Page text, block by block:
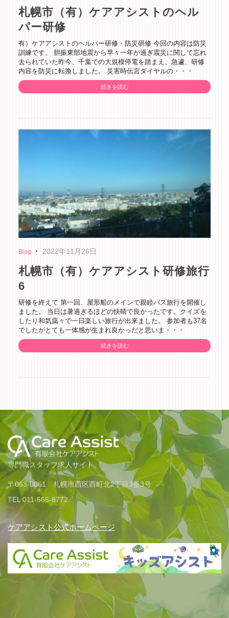
札幌市（有）ケアアシストのヘル
パー研修
有）ケアアシストのヘルパー研修・防災研修 今回の内容は防災
訓練です。 胆振東部地震から早々一年が過ぎ震災に関して忘れ
去られていた昨今、千葉での大規模停電を踏まえ、急遽、研修
内容を防災に転換しました。 災害時伝言ダイヤルの・・・
続きを読む
Blog ・ 2022年11月26日
札幌市（有）ケアアシスト研修旅行
6
研修を終えて 第一回、屋形船のメインで親睦バス旅行を開催し
ました。 当日は暑過ぎるほどの快晴で良かったです。クイズを
したり和気藹々で一日楽しい旅行が出来ました。 参加者も37名
でしたがとても一体感が生まれ良かっだと思いま・・・
続きを読む
専門職スタッフ求人サイト
〒063-0061 札幌市西区西町北2丁目3番3号
TEL 011-665-8772
ケアアシスト公式ホームページ